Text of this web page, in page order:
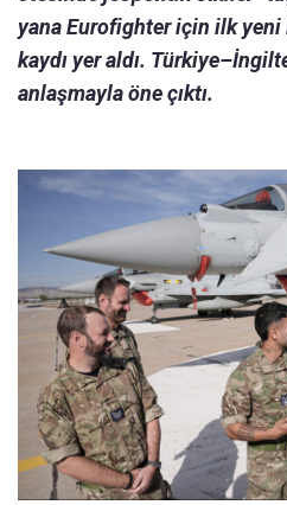
yana Eurofighter için ilk
kaydı yer aldı.
anlaşmayla öne çıktı.